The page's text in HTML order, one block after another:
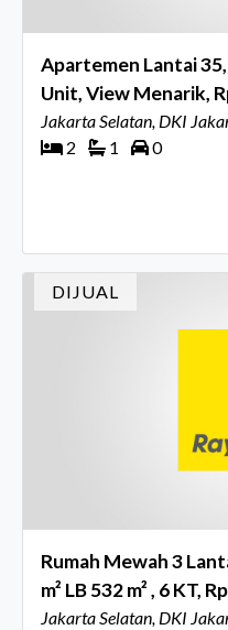
Apartemen Lantai 35,
Unit, View Menarik,
Jakarta Selatan, DKI
2
1 0
DIJUAL
Rumah Mewah 3
m² LB 532 m² , 6 KT,
Jakarta Selatan, DKI